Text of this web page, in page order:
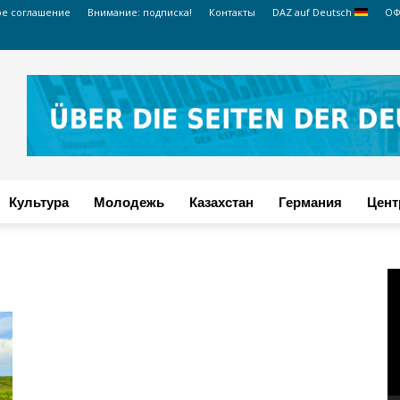
соглашение Внимание: подписка! Контакты DAZ auf Deutsch
Культура Молодежь Казахстан Германия